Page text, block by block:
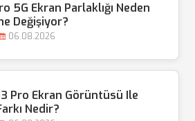
5G Ekran Parlaklığı Neden
Değişiyor?
06.08.2026
Pro Ekran Görüntüsü Ile
Nedir?